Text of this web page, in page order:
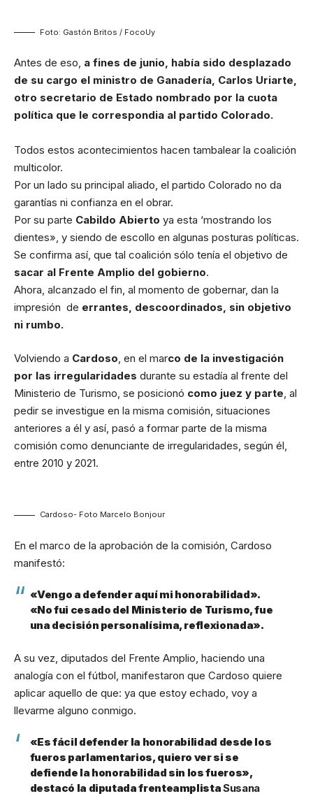
Foto: Gastón Britos / FocoUy
Antes de eso, a fines de junio, había sido desplazado
de su cargo el ministro de Ganadería, Carlos Uriarte,
otro secretario de Estado nombrado por la cuota
política que le correspondia al partido Colorado.
Todos estos acontecimientos hacen tambalear la coalición
multicolor.
Por un lado su principal aliado, el partido Colorado no da
garantías ni confianza en el obrar.
Por su parte Cabildo Abierto ya esta ‘mostrando los
dientes», y siendo de escollo en algunas posturas políticas.
Se confirma así, que tal coalición sólo tenía el objetivo de
sacar al Frente Amplio del gobierno.
Ahora, alcanzado el fin, al momento de gobernar, dan la
impresión de errantes, descoordinados, sin objetivo
ni rumbo.
Volviendo a Cardoso , en el marco de la investigación
por las irregularidades durante su estadía al frente del
Ministerio de Turismo, se posicionó como juez y parte , al
pedir se investigue en la misma comisión, situaciones
anteriores a él y así, pasó a formar parte de la misma
comisión como denunciante de irregularidades, según él,
entre 2010 y 2021.
Cardoso- Foto Marcelo Bonjour
En el marco de la aprobación de la comisión, Cardoso
manifestó:
«Vengo a defender aquí mi honorabilidad».
«No fui cesado del Ministerio de Turismo, fue
una decisión personalísima, reflexionada».
A su vez, diputados del Frente Amplio, haciendo una
analogía con el fútbol, manifestaron que Cardoso quiere
aplicar aquello de que: ya que estoy echado, voy a
llevarme alguno conmigo.
«Es fácil defender la honorabilidad desde los
fueros parlamentarios, quiero ver si se
defiende la honorabilidad sin los fueros»,
destacó la diputada frenteamplistaSusana